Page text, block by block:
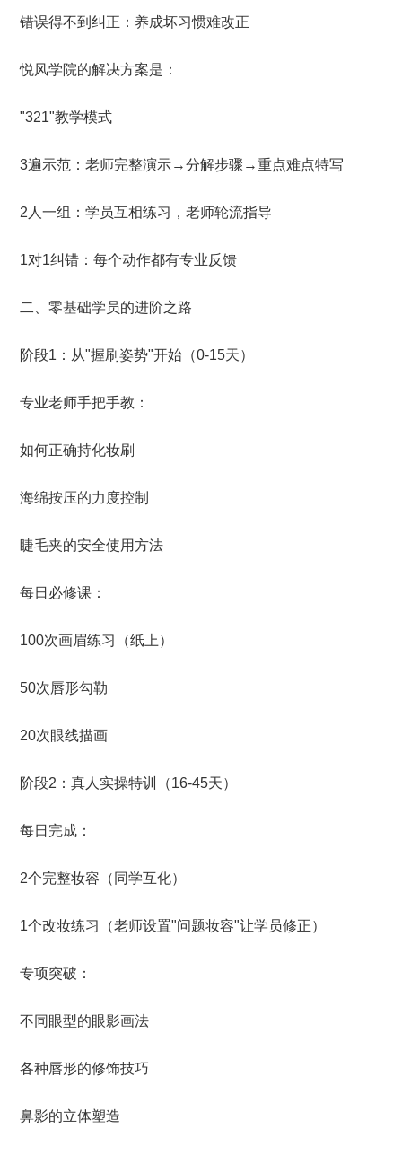
错误得不到纠正：养成坏习惯难改正
悦风学院的解决方案是：
"321"教学模式
3遍示范：老师完整演示→分解步骤→重点难点特写
2人一组：学员互相练习，老师轮流指导
1对1纠错：每个动作都有专业反馈
二、零基础学员的进阶之路
阶段1：从"握刷姿势"开始（0-15天）
专业老师手把手教：
如何正确持化妆刷
海绵按压的力度控制
睫毛夹的安全使用方法
每日必修课：
100次画眉练习（纸上）
50次唇形勾勒
20次眼线描画
阶段2：真人实操特训（16-45天）
每日完成：
2个完整妆容（同学互化）
1个改妆练习（老师设置"问题妆容"让学员修正）
专项突破：
不同眼型的眼影画法
各种唇形的修饰技巧
鼻影的立体塑造